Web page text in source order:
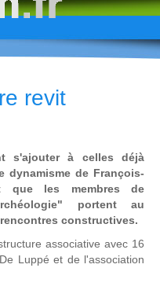
revit
s'ajouter à celles déjà
dynamisme de François-
que les membres de
portent au
constructives.
associative avec 16
Luppé et de l'association